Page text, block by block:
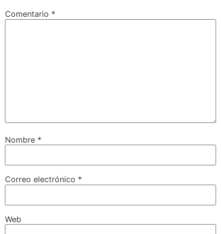
Comentario *
Nombre *
Correo electrónico *
Web